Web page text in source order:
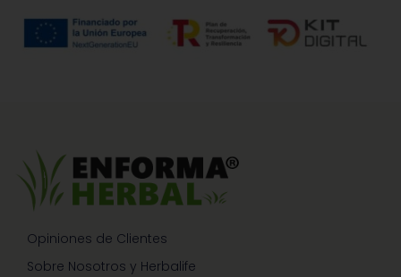
Opiniones de Clientes
Sobre Nosotros y Herbalife